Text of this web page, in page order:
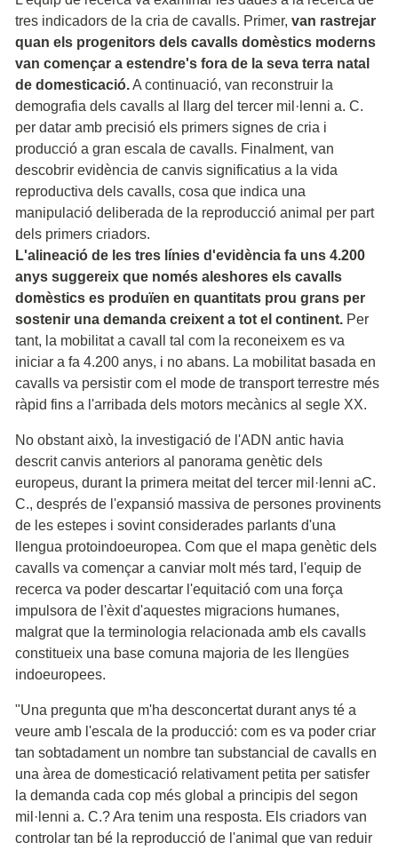
tres indicadors de la cria de cavalls. Primer, van rastrejar
quan els progenitors dels cavalls domèstics moderns
van començar a estendre's fora de la seva terra natal
de domesticació.A continuació, van reconstruir la
demografia dels cavalls al llarg del tercer mil·lenni a. C.
per datar amb precisió els primers signes de cria i
producció a gran escala de cavalls. Finalment, van
descobrir evidència de canvis significatius a la vida
reproductiva dels cavalls, cosa que indica una
manipulació deliberada de la reproducció animal per part
dels primers criadors.
L'alineació de les tres línies d'evidència fa uns 4.200
anys suggereix que només aleshores els cavalls
domèstics es produïen en quantitats prou grans per
sostenir una demanda creixent a tot el continent. Per
tant, la mobilitat a cavall tal com la reconeixem es va
iniciar a fa 4.200 anys, i no abans. La mobilitat basada en
cavalls va persistir com el mode de transport terrestre més
ràpid fins a l'arribada dels motors mecànics al segle XX.
No obstant això, la investigació de l'ADN antic havia
descrit canvis anteriors al panorama genètic dels
europeus, durant la primera meitat del tercer mil·lenni aC.
C., després de l'expansió massiva de persones provinents
de les estepes i sovint considerades parlants d'una
llengua protoindoeuropea. Com que el mapa genètic dels
cavalls va començar a canviar molt més tard, l'equip de
recerca va poder descartar l'equitació com una força
impulsora de l'èxit d'aquestes migracions humanes,
malgrat que la terminologia relacionada amb els cavalls
constitueix una base comuna majoria de les llengües
indoeuropees.
"Una pregunta que m'ha desconcertat durant anys té a
veure amb l'escala de la producció: com es va poder criar
tan sobtadament un nombre tan substancial de cavalls en
una àrea de domesticació relativament petita per satisfer
la demanda cada cop més global a principis del segon
mil·lenni a. C.? Ara tenim una resposta. Els criadors van
controlar tan bé la reproducció de l'animal que van reduir